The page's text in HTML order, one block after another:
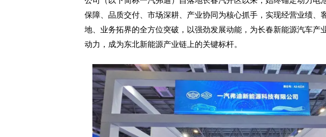
保障、品质交付、市场深耕、产业协同为核心抓手，实现经营业绩、
地、业务拓界的全方位突破，以强劲发展动能，为长春新能源汽车产
动力，成为东北新能源产业链上的关键标杆。